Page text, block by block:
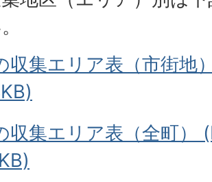
収集エリア表（市街地
収集エリア表（全町）